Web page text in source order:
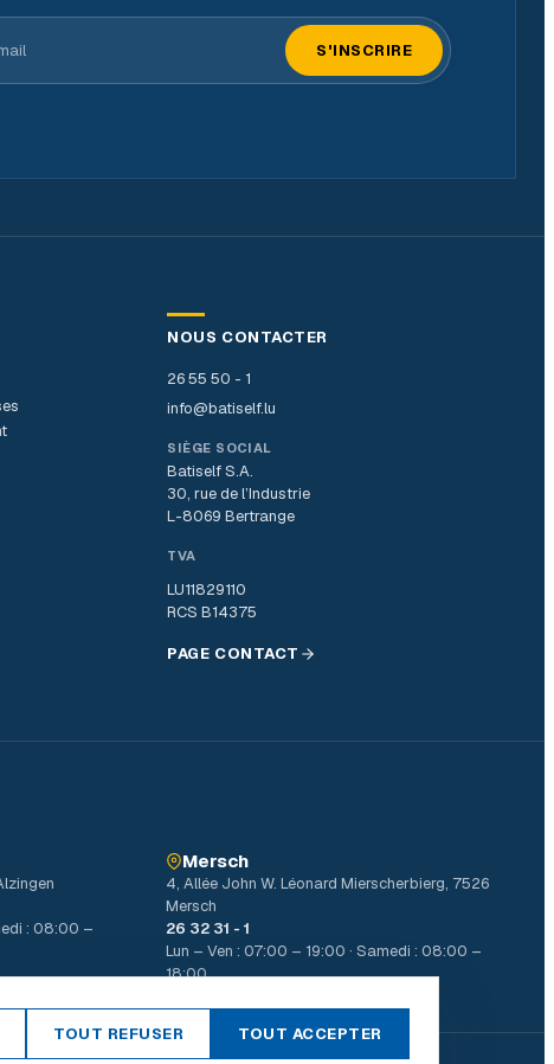
S'INSCRIRE
NOUS CONTACTER
26 55 50 - 1
info@batiself.lu
SIÈGE SOCIAL
Batiself S.A.
30, rue de l’Industrie
L-8069 Bertrange
TVA
LU11829110
RCS B14375
PAGE CONTACT
: 08:00 –
Mersch
4, Allée John W. Léonard Mierscherbierg, 7526
Mersch
26 32 31 - 1
Lun – Ven : 07:00 – 19:00 · Samedi : 08:00 –
18:00
TOUT REFUSER TOUT ACCEPTER